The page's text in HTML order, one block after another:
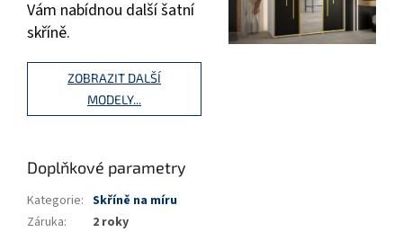
Vám nabídnou další šatní
skříně.
ZOBRAZIT DALŠÍ
MODELY...
Doplňkové parametry
Kategorie: Skříně na míru
Záruka:
2 roky